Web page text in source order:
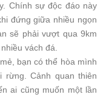
Chính sự độc đáo này
đứng giữa nhiều ngọn
sẽ phải vượt qua 9km
vách đá.
bạn có thể hòa mình
rừng. Cảnh quan thiên
ai cũng muốn một lần